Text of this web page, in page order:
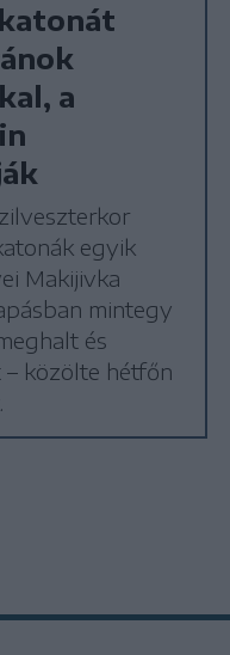
a
egyik
Makijivka
mintegy
és
– közölte hétfőn